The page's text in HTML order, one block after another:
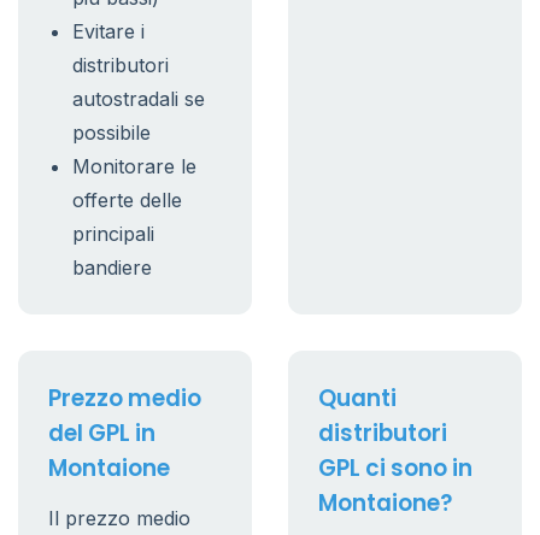
Evitare i
distributori
autostradali se
possibile
Monitorare le
offerte delle
principali
bandiere
Prezzo medio
del GPL in
Montaione
Il prezzo medio
Quanti
distributori
GPL ci sono in
Montaione?